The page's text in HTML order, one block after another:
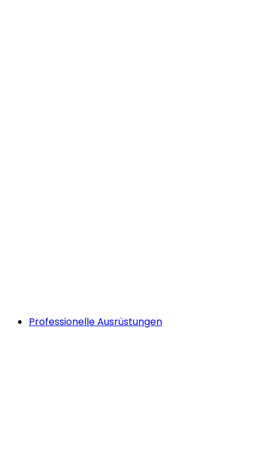
Professionelle Ausrüstungen